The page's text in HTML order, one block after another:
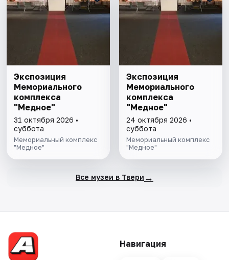
Экспозиция
Мемориального
комплекса
"Медное"
31 октября 2026 •
суббота
Мемориальный комплекс
"Медное"
Экспозиция
Мемориального
комплекса
"Медное"
24 октября 2026 •
суббота
Мемориальный комплекс
"Медное"
Все музеи в Твери →
Навигация